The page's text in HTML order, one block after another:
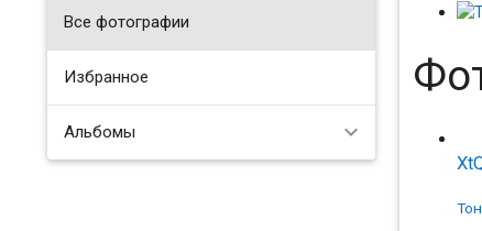
Все фотографии
Избранное
Альбомы